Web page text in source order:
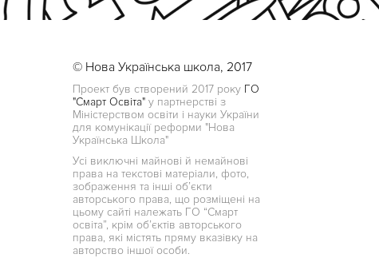
© Нова Українська школа, 2017
Проект був створений 2017 року ГО
"Смарт Освіта" у партнерстві з
Міністерством освіти і науки України
для комунікації реформи "Нова
Українська Школа"
Усі виключні майнові й немайнові
права на текстові матеріали, фото,
зображення та інші об’єкти
авторського права, що розміщені на
цьому сайті належать ГО “Смарт
освіта”, крім об’єктів авторського
права, які містять пряму вказівку на
авторство іншої особи.